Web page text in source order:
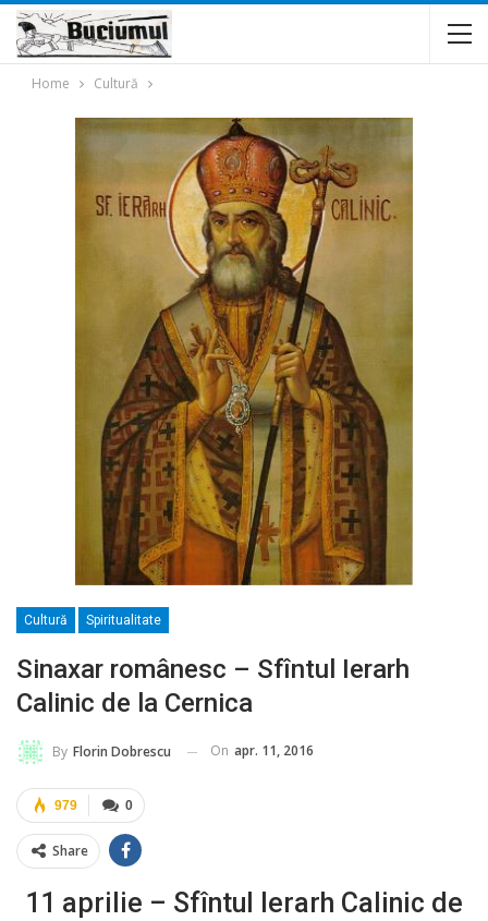
Home Cultură
Cultură Spiritualitate
Sinaxar românesc – Sfîntul Ierarh
Calinic de la Cernica
By Florin Dobrescu On apr. 11, 2016
0
979
Share
11 aprilie – Sfîntul Ierarh Calinic de